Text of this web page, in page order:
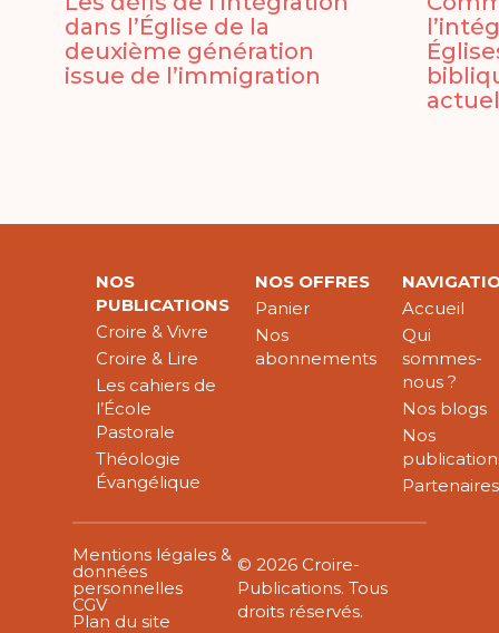
dans l’Église de la
deuxième génération
issue de l’immigration
NOS
PUBLICATIONS
Croire & Vivre
Croire & Lire
Les cahiers de
l’École
Pastorale
Théologie
Évangélique
NOS OFFRES
Panier
Nos
abonnements
Accueil
Qui
sommes-
nous ?
Nos blogs
Nos
Partenaires
Mentions légales &
données
personnelles
CGV
Plan du site
© 2026 Croire-
Publications. Tous
droits réservés.